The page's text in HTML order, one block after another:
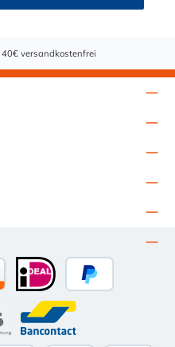
versandkostenfrei
auf Rechnung (10 Tage Netto)
iDEAL
Bancontact